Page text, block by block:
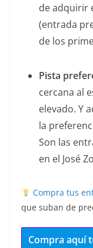
de adquirir
(entrada
de los
Pista
cercana al
elevado. Y
la
Son las
en el José
Compra tus
que suban de
Compra aquí